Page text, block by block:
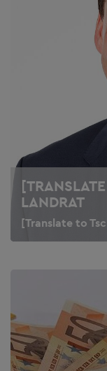
LANDRAT
[Translate to